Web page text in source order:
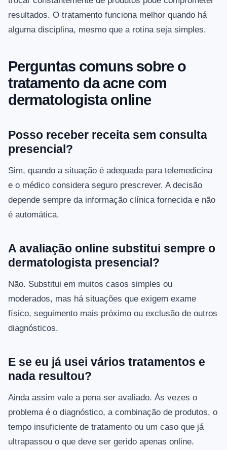
resultados. O tratamento funciona melhor quando há
alguma disciplina, mesmo que a rotina seja simples.
Perguntas comuns sobre o
tratamento da acne com
dermatologista online
Posso receber receita sem consulta
presencial?
Sim, quando a situação é adequada para telemedicina
e o médico considera seguro prescrever. A decisão
depende sempre da informação clínica fornecida e não
é automática.
A avaliação online substitui sempre o
dermatologista presencial?
Não. Substitui em muitos casos simples ou
moderados, mas há situações que exigem exame
físico, seguimento mais próximo ou exclusão de outros
diagnósticos.
E se eu já usei vários tratamentos e
nada resultou?
Ainda assim vale a pena ser avaliado. Às vezes o
problema é o diagnóstico, a combinação de produtos, o
tempo insuficiente de tratamento ou um caso que já
ultrapassou o que deve ser gerido apenas online.